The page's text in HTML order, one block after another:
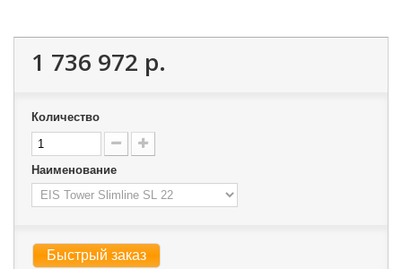
1 736 972 р.
Количество
Наименование
Быстрый заказ